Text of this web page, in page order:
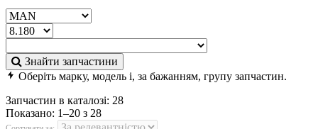
Знайти запчастини
Оберіть марку, модель і, за бажанням, групу запчастин.
Запчастин в каталозі: 28
Показано: 1–20 з 28